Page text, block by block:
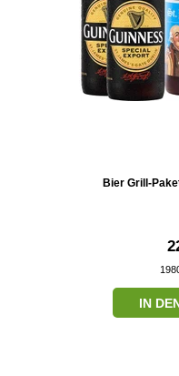
Bier Grill-
IN